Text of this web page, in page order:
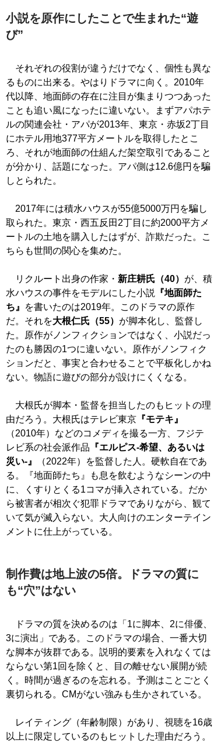
小説を原作にしたことで生まれた“遊
び”
それぞれの役割が違うだけでなく、個性も異な
るものに出来る。やはりドラマに向く。2010年
代以降、地面師の存在に注目が集まりつつあった
ことも追い風になったに違いない。まずアパホテ
ルの関連会社・アパが2013年、東京・赤坂2丁目
にホテル用地377平方メートルを取得したとこ
ろ、それが地面師の仕組んだ架空取引であること
が分かり、話題になった。アパ側は12.6億円を騙
しとられた。
2017年には積水ハウスが55億5000万円を騙し
取られた。東京・西五反田2丁目に約2000平方メ
ートルの土地を購入したはずが、詐欺だった。こ
ちらも世間の関心を集めた。
リクルート出身の作家・ 新庄耕氏（40） が、積
水ハウスの事件をモデルにした小説
『地面師た
ち』
を書いたのは2019年。このドラマの原作
だ。それを大根仁氏（55） が脚本化し、監督し
た。原作がノンフィクションではなく、小説だっ
たのも勝因の1つに違いない。原作がノンフィク
ションだと、事実と合わせることで平板化しかね
ない。物語に遊びの部分が設けにくくなる。
大根氏が脚本・監督を担当したのもヒットの理
由だろう。大根氏はテレビ東京 『モテキ』
（2010年）などのコメディを撮る一方、フジテ
レビ系の社会派作品 『エルピス-希望、あるいは
災い-』
（2022年）を監督した人。硬軟自在であ
る。『地面師たち』も息を飲むようなシーンの中
に、くすりとくる1コマが挿入されている。だか
ら被害者が相次ぐ犯罪ドラマでありながら、観て
いて気が滅入らない。大人向けのエンターテイン
メントに仕上がっている。
制作費は地上波の5倍。ドラマの質に
も“穴”はない
ドラマの質を決めるのは「1に脚本、2に俳優、
3に演出」である。このドラマの場合、一番大切
な脚本が抜群である。説明的要素を入れなくては
ならない第1回を除くと、目の離せない展開が続
く。時間が過ぎるのを忘れる。予測はことごとく
裏切られる。CMがない強みも生かされている。
レイティング（年齢制限）があり、視聴を16歳
以上に限定しているのもヒットした理由だろう。